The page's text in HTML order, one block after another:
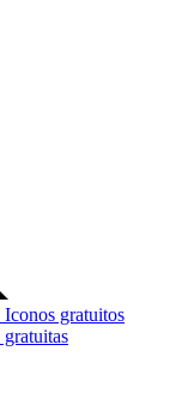
Iconos gratuitos